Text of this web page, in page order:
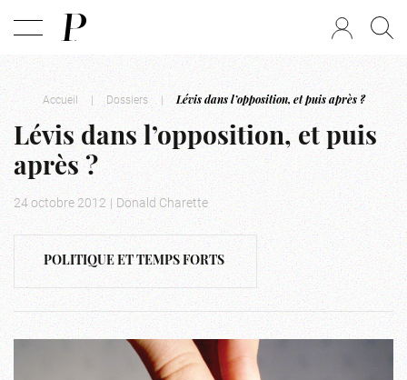
Accueil | Dossiers | Lévis dans l’opposition, et puis après ?
Lévis dans l’opposition, et puis
après ?
24 octobre 2012 | Donald Charette
POLITIQUE ET TEMPS FORTS